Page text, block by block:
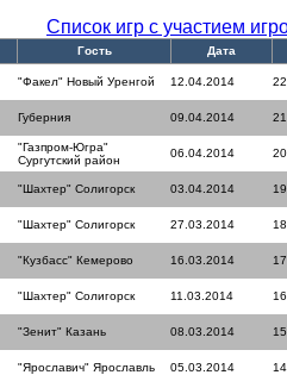
Список игр с участием
Гость Дата
"Факел" Новый Уренгой 12.04.2014
Губерния 09.04.2014
"Газпром-Югра"
Сургутский район
06.04.2014
"Шахтер" Солигорск 03.04.2014
"Шахтер" Солигорск 27.03.2014
"Кузбасс" Кемерово 16.03.2014
"Шахтер" Солигорск 11.03.2014
"Зенит" Казань 08.03.2014
"Ярославич" Ярославль 05.03.2014